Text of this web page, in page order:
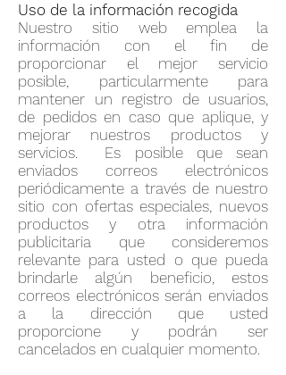
Uso de la información recogida
Nuestro sitio web emplea la
información con el fin de
proporcionar el mejor servicio
posible, particularmente para
mantener un registro de usuarios,
de pedidos en caso que aplique, y
mejorar nuestros productos y
servicios. Es posible que sean
enviados correos electrónicos
periódicamente a través de nuestro
sitio con ofertas especiales, nuevos
productos y otra información
publicitaria que consideremos
relevante para usted o que pueda
brindarle algún beneficio, estos
correos electrónicos serán enviados
a la dirección que usted
proporcione y podrán ser
cancelados en cualquier momento.